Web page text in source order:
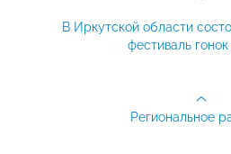
В Иркутской области
фестиваль
Региональное